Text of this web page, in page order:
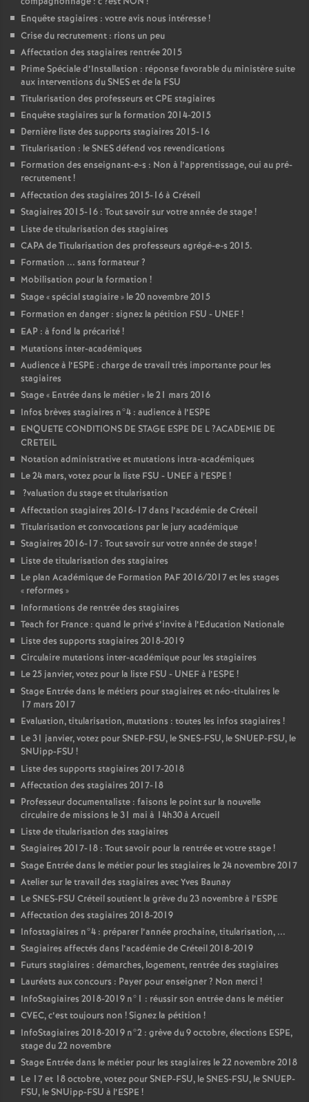
Enquête stagiaires : votre avis nous intéresse!
Crise du recrutement : rions un peu
Affectation des stagiaires rentrée 2015
Prime Spéciale d’Installation : réponse favorable du ministère suite
aux interventions duSNESet de la FSU
Titularisation des professeurs etCPE stagiaires
Enquête stagiaires sur la formation 2014-2015
Dernière liste des supports stagiaires 2015-16
Titularisation : leSNESdéfend vos revendications
Formation des enseignant-e-s : Non à l’apprentissage, oui au pré-
recrutement!
Affectation des stagiaires 2015-16 à Créteil
Stagiaires 2015-16 : Tout savoir sur votre année de stage!
Liste de titularisation des stagiaires
CAPAde Titularisation des professeurs agrégé-e-s 2015.
Formation ... sans formateur?
Mobilisation pour la formation !
Stage «spécial stagiaire» le 20 novembre 2015
Formation en danger : signez la pétition FSU - UNEF!
EAP : à fond la précarité!
Mutations inter-académiques
Audience à l’ESPE : charge de travail très importante pour les
stagiaires
Stage « Entrée dans le métier» le 21 mars 2016
Infos brèves stagiaires n°4 : audience à l’ESPE
ENQUETE CONDITIONS DE STAGE ESPE DE L?ACADEMIE DE
CRETEIL
Notation administrative et mutations intra-académiques
Le 24 mars, votez pour la liste FSU - UNEFà l’ESPE !
?valuation du stage et titularisation
Affectation stagiaires 2016-17 dans l’académie de Créteil
Titularisation et convocations par le jury académique
Stagiaires 2016-17 : Tout savoir sur votre année de stage!
Liste de titularisation des stagiaires
Le plan Académique de Formation PAF2016/2017 et les stages
« reformes »
Informations de rentrée des stagiaires
Teach for France : quand le privé s’invite à l’Education Nationale
Liste des supports stagiaires 2018-2019
Circulaire mutations inter-académique pour les stagiaires
Le 25 janvier, votez pour la liste FSU - UNEFà l’ESPE !
Stage Entrée dans le métiers pour stagiaires et néo-titulaires le
17 mars 2017
Evaluation, titularisation, mutations : toutes les infos stagiaires !
Le 31 janvier, votez pourSNEP-FSU, leSNES-FSU, leSNUEP-FSU, le
SNUipp-FSU !
Liste des supports stagiaires 2017-2018
Affectation des stagiaires 2017-18
Professeur documentaliste : faisons le point sur la nouvelle
circulaire de missions le 31 mai à 14h30 à Arcueil
Liste de titularisation des stagiaires
Stagiaires 2017-18 : Tout savoir pour la rentrée et votre stage!
Stage Entrée dans le métier pour les stagiaires le 24 novembre 2017
Atelier sur le travail des stagiaires avec Yves Baunay
LeSNES-FSU Créteil soutient la grève du 23 novembre à l’ESPE
Affectation des stagiaires 2018-2019
Infostagiaires n°4 : préparer l’année prochaine, titularisation, ...
Stagiaires affectés dans l’académie de Créteil 2018-2019
Futurs stagiaires : démarches, logement, rentrée des stagiaires
Lauréats aux concours : Payer pour enseigner? Non merci !
InfoStagiaires 2018-2019 n°1 : réussir son entrée dans le métier
CVEC, c’est toujours non ! Signez la pétition !
InfoStagiaires 2018-2019 n°2 : grève du 9 octobre, élections ESPE,
stage du 22 novembre
Stage Entrée dans le métier pour les stagiaires le 22 novembre 2018
Le 17 et 18 octobre, votez pourSNEP-FSU, leSNES-FSU, leSNUEP-
FSU, le SNUipp-FSU à l’ESPE !